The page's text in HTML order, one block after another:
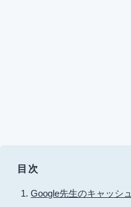
目次
Google先生のキャッシュ